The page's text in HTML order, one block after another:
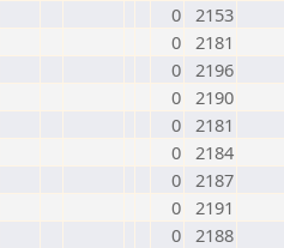
0 2153
0 2181
0 2196
0 2190
0 2181
0 2184
0 2187
0 2191
0 2188